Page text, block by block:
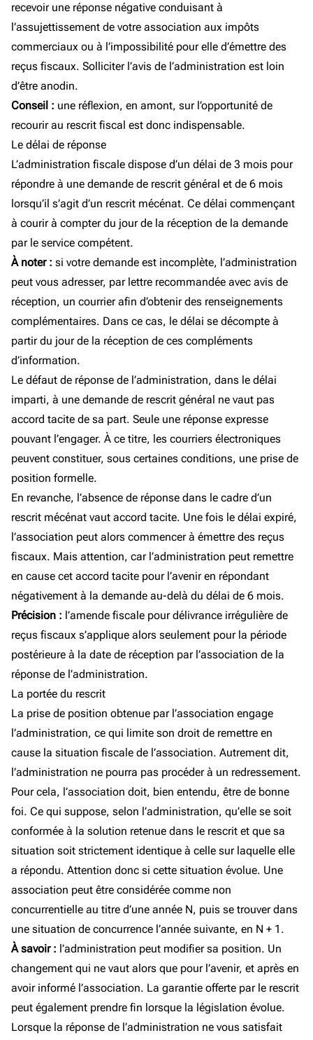
recevoir une réponse négative conduisant à
l’assujettissement de votre association aux impôts
commerciaux ou à l’impossibilité pour elle d’émettre des
reçus fiscaux. Solliciter l’avis de l’administration est loin
d’être anodin.
Conseil : une réflexion, en amont, sur l’opportunité de
recourir au rescrit fiscal est donc indispensable.
Le délai de réponse
L’administration fiscale dispose d’un délai de 3 mois pour
répondre à une demande de rescrit général et de 6 mois
lorsqu’il s’agit d’un rescrit mécénat. Ce délai commençant
à courir à compter du jour de la réception de la demande
par le service compétent.
À noter : si votre demande est incomplète, l’administration
peut vous adresser, par lettre recommandée avec avis de
réception, un courrier afin d’obtenir des renseignements
complémentaires. Dans ce cas, le délai se décompte à
partir du jour de la réception de ces compléments
d’information.
Le défaut de réponse de l’administration, dans le délai
imparti, à une demande de rescrit général ne vaut pas
accord tacite de sa part. Seule une réponse expresse
pouvant l’engager. À ce titre, les courriers électroniques
peuvent constituer, sous certaines conditions, une prise de
position formelle.
En revanche, l’absence de réponse dans le cadre d’un
rescrit mécénat vaut accord tacite. Une fois le délai expiré,
l’association peut alors commencer à émettre des reçus
fiscaux. Mais attention, car l’administration peut remettre
en cause cet accord tacite pour l’avenir en répondant
négativement à la demande au-delà du délai de 6 mois.
Précision : l’amende fiscale pour délivrance irrégulière de
reçus fiscaux s’applique alors seulement pour la période
postérieure à la date de réception par l’association de la
réponse de l’administration.
La portée du rescrit
La prise de position obtenue par l’association engage
l’administration, ce qui limite son droit de remettre en
cause la situation fiscale de l’association. Autrement dit,
l’administration ne pourra pas procéder à un redressement.
Pour cela, l’association doit, bien entendu, être de bonne
foi. Ce qui suppose, selon l’administration, qu’elle se soit
conformée à la solution retenue dans le rescrit et que sa
situation soit strictement identique à celle sur laquelle elle
a répondu. Attention donc si cette situation évolue. Une
association peut être considérée comme non
concurrentielle au titre d’une année N, puis se trouver dans
une situation de concurrence l’année suivante, en N + 1.
À savoir : l’administration peut modifier sa position. Un
changement qui ne vaut alors que pour l’avenir, et après en
avoir informé l’association. La garantie offerte par le rescrit
peut également prendre fin lorsque la législation évolue.
Lorsque la réponse de l’administration ne vous satisfait